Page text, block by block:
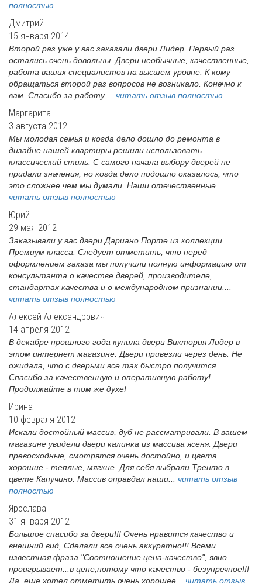
полностью
Дмитрий
15 января 2014
Второй раз уже у вас заказали двери Лидер. Первый раз
остались очень довольны. Двери необычные, качественные,
работа ваших специалистов на высшем уровне. К кому
обращаться второй раз вопросов не возникало. Конечно к
вам. Спасибо за работу,... читать отзыв полностью
Маргарита
3 августа 2012
Мы молодая семья и когда дело дошло до ремонта в
дизайне нашей квартиры решили использовать
классический стиль. С самого начала выбору дверей не
придали значения, но когда дело подошло оказалось, что
это сложнее чем мы думали. Наши отечественные...
читать отзыв полностью
Юрий
29 мая 2012
Заказывали у вас двери Дариано Порте из коллекции
Премиум класса. Следует отметить, что перед
оформлением заказа мы получили полную информацию от
консультанта о качестве дверей, производителе,
стандартах качества и о международном признании....
читать отзыв полностью
Алексей Александрович
14 апреля 2012
В декабре прошлого года купила двери Виктория Лидер в
этом интернет магазине. Двери привезли через день. Не
ожидала, что с дверьми все так быстро получится.
Спасибо за качественную и оперативную работу!
Продолжайте в том же духе!
Ирина
10 февраля 2012
Искали достойный массив, дуб не рассматривали. В вашем
магазине увидели двери калинка из массива ясеня. Двери
превосходные, смотрятся очень достойно, и цвета
хорошие - теплые, мягкие. Для себя выбрали Тренто в
цвете Капучино. Массив оправдал наши... читать отзыв
полностью
Ярослава
31 января 2012
Большое спасибо за двери!!! Очень нравится качество и
внешний вид, Сделали все очень аккуратно!!! Всеми
известная фраза "Соотношение цена-качество", явно
проигрывает...в цене,потому что качество - безупречное!!!
Да, еще хотел отметить очень хорошее... читать отзыв